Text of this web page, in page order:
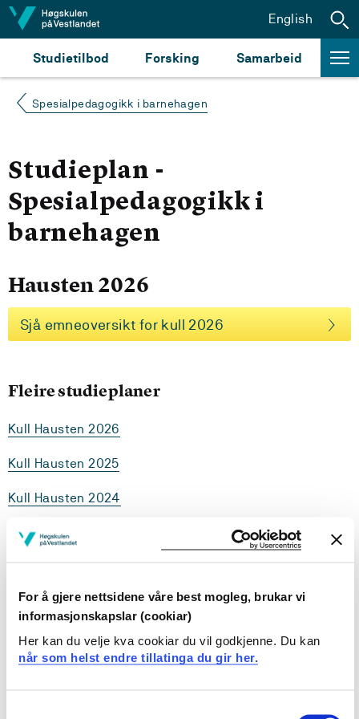
For å gjere nettsidene våre best mogleg, brukar vi
informasjonskapslar (cookiar)
Her kan du velje kva cookiar du vil godkjenne. Du kan
når som helst endre tillatinga du gir her.
Hopp til innhald
Studietilbod Forsking Samarbeid
English
Spesialpedagogikk i barnehagen
Studieplan -
Spesialpedagogikk i
barnehagen
Hausten 2026
Sjå emneoversikt for kull 2026
Fleire studieplaner
Kull Hausten 2026
Kull Hausten 2025
Kull Hausten 2024
Kull Hausten 2023
Kull Hausten 2021
Kull Hausten 2020